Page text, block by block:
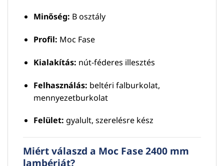
Minőség: B osztály
Profil: Moc Fase
Kialakítás: nút-féderes illesztés
Felhasználás: beltéri falburkolat,
mennyezetburkolat
Felület: gyalult, szerelésre kész
Miért válaszd a Moc Fase 2400 mm
lambériát?